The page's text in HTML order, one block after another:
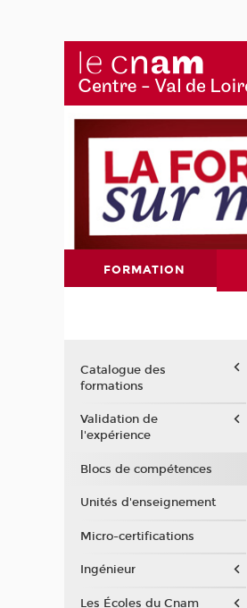
FORMATION
Catalogue des
formations
Validation de
l'expérience
Blocs de compétences
Unités d'enseignement
Micro-certifications
Ingénieur
Les Écoles du Cnam